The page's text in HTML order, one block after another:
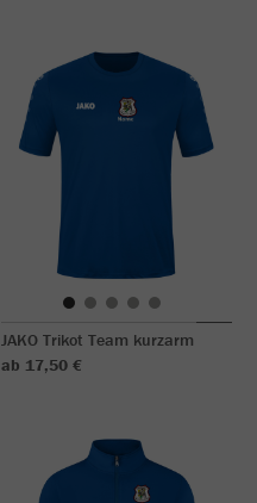
JAKO Trikot Team kurzarm
ab 17,50 €